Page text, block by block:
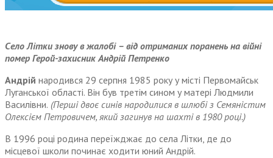
Село Літки знову в жалобі – від отриманих поранень на війні
помер Герой-захисник Андрій Петренко
Андрій народився 29 серпня 1985 року у місті Первомайськ
Луганської області. Він був третім сином у матері Людмили
Василівни. (Перші двоє синів народилися в шлюбі з Семяністим
Олексієм Петровичем, який загинув на шахті в 1980 році.)
В 1996 році родина переїжджає до села Літки, де до
місцевої школи починає ходити юний Андрій.